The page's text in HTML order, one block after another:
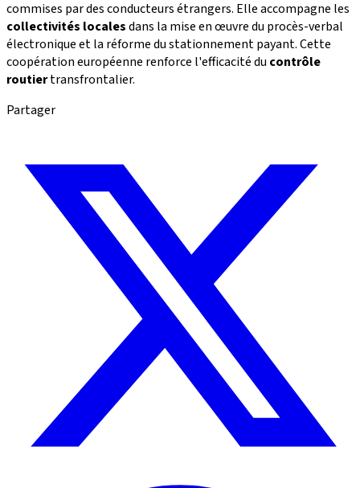
commises par des conducteurs étrangers. Elle accompagne les
collectivités localesdans la mise en œuvre du procès-verbal
électronique et la réforme du stationnement payant. Cette
coopération européenne renforce l'efficacité du contrôle
routiertransfrontalier.
Partager